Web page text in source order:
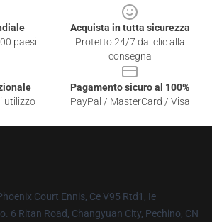
paesi
Acquista in tutta sicurezza
Protetto 24/7 dai clic alla
consegna
utilizzo
Pagamento sicuro al 100%
PayPal / MasterCard / Visa
Court Ennis, Ce V95 Rtd1, Ie
6 Ritan Road, Changyuan City, Pechino, CN